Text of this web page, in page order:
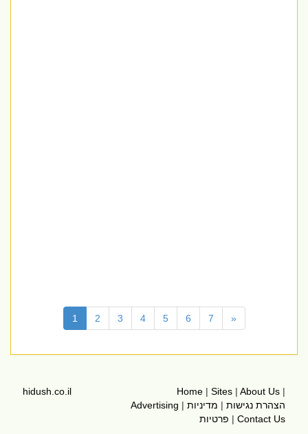
1 (current)
2 3 4 5 6 7 »
Home | Sites | About Us |
Advertising | הצהרת נגישות | מדיניות
פרטיות | Contact Us
hidush.co.il